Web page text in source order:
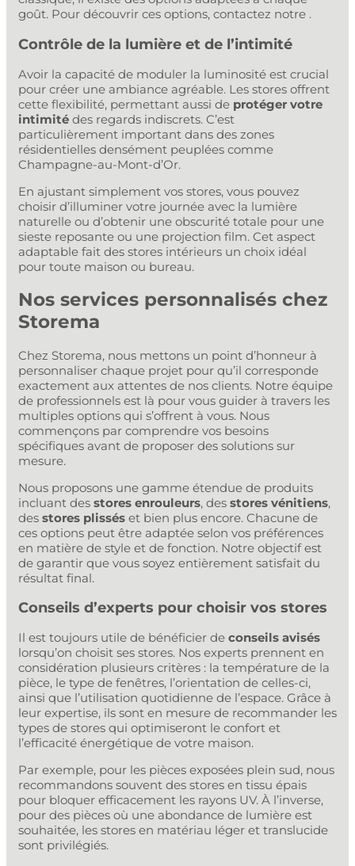
goût. Pour découvrir ces options, contactez notre .
Contrôle de la lumière et de l’intimité
Avoir la capacité de moduler la luminosité est crucial
pour créer une ambiance agréable. Les stores offrent
cette flexibilité, permettant aussi de protéger votre
intimité des regards indiscrets. C’est
particulièrement important dans des zones
résidentielles densément peuplées comme
Champagne-au-Mont-d’Or.
En ajustant simplement vos stores, vous pouvez
choisir d’illuminer votre journée avec la lumière
naturelle ou d’obtenir une obscurité totale pour une
sieste reposante ou une projection film. Cet aspect
adaptable fait des stores intérieurs un choix idéal
pour toute maison ou bureau.
Nos services personnalisés chez
Storema
Chez Storema, nous mettons un point d’honneur à
personnaliser chaque projet pour qu’il corresponde
exactement aux attentes de nos clients. Notre équipe
de professionnels est là pour vous guider à travers les
multiples options qui s’offrent à vous. Nous
commençons par comprendre vos besoins
spécifiques avant de proposer des solutions sur
mesure.
Nous proposons une gamme étendue de produits
incluant des stores enrouleurs, des stores vénitiens,
des stores plissés et bien plus encore. Chacune de
ces options peut être adaptée selon vos préférences
en matière de style et de fonction. Notre objectif est
de garantir que vous soyez entièrement satisfait du
résultat final.
Conseils d’experts pour choisir vos stores
Il est toujours utile de bénéficier de conseils avisés
lorsqu’on choisit ses stores. Nos experts prennent en
considération plusieurs critères : la température de la
pièce, le type de fenêtres, l’orientation de celles-ci,
ainsi que l’utilisation quotidienne de l’espace. Grâce à
leur expertise, ils sont en mesure de recommander les
types de stores qui optimiseront le confort et
l’efficacité énergétique de votre maison.
Par exemple, pour les pièces exposées plein sud, nous
recommandons souvent des stores en tissu épais
pour bloquer efficacement les rayons UV. À l’inverse,
pour des pièces où une abondance de lumière est
souhaitée, les stores en matériau léger et translucide
sont privilégiés.